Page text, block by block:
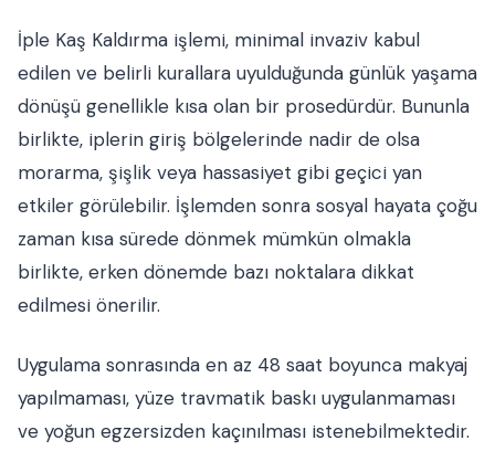
İple Kaş Kaldırma işlemi, minimal invaziv kabul
edilen ve belirli kurallara uyulduğunda günlük yaşama
dönüşü genellikle kısa olan bir prosedürdür. Bununla
birlikte, iplerin giriş bölgelerinde nadir de olsa
morarma, şişlik veya hassasiyet gibi geçici yan
etkiler görülebilir. İşlemden sonra sosyal hayata çoğu
zaman kısa sürede dönmek mümkün olmakla
birlikte, erken dönemde bazı noktalara dikkat
edilmesi önerilir.
Uygulama sonrasında en az 48 saat boyunca makyaj
yapılmaması, yüze travmatik baskı uygulanmaması
ve yoğun egzersizden kaçınılması istenebilmektedir.